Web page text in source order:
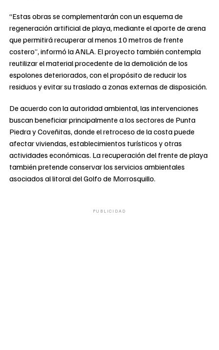
“Estas obras se complementarán con un esquema de
regeneración artificial de playa, mediante el aporte de arena
que permitirá recuperar al menos 10 metros de frente
costero”, informó la ANLA. El proyecto también contempla
reutilizar el material procedente de la demolición de los
espolones deteriorados, con el propósito de reducir los
residuos y evitar su traslado a zonas externas de disposición.
De acuerdo con la autoridad ambiental, las intervenciones
buscan beneficiar principalmente a los sectores de Punta
Piedra y Coveñitas, donde el retroceso de la costa puede
afectar viviendas, establecimientos turísticos y otras
actividades económicas. La recuperación del frente de playa
también pretende conservar los servicios ambientales
asociados al litoral del Golfo de Morrosquillo.
PUBLICIDAD